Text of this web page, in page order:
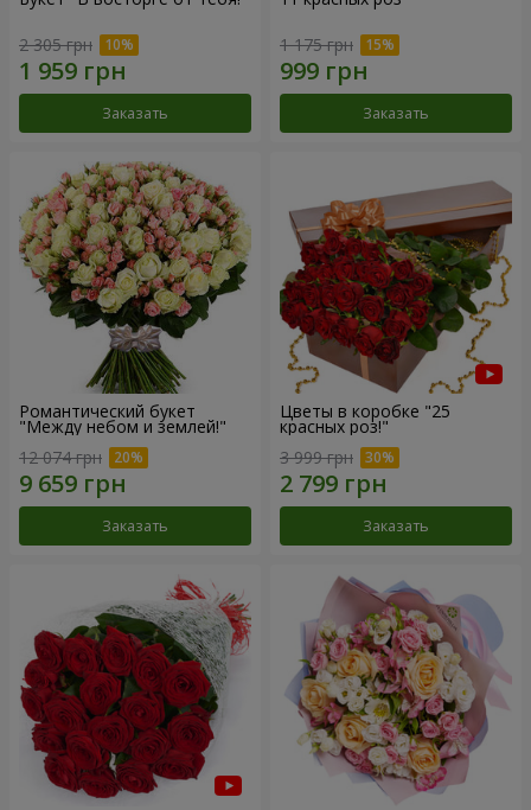
2 305 грн
Заказать
1 175 грн
Заказать
Романтический букет
"Между небом и землей!"
12 074 грн
Заказать
Цветы в коробке "25
красных роз!"
3 999 грн
Заказать